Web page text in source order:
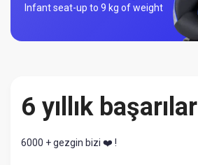
Infant seat-up to 9 kg of weight
6 yıllık
6000 + gezgin bizi ❤️ !